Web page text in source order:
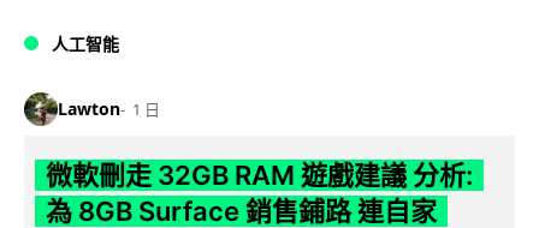
人工智能
Lawton 1 日
微軟刪走 32GB RAM 遊戲建議 分析:
為 8GB Surface 銷售鋪路 連自家